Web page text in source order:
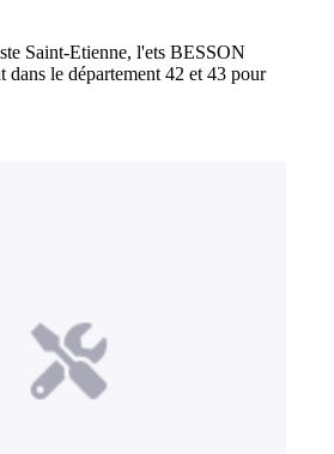
Saint-Etienne, l'ets BESSON
dans le département 42 et 43 pour